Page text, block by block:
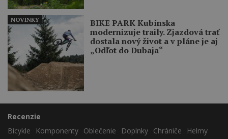
BIKE PARK Kubínska
modernizuje traily. Zjazdová trať
dostala nový život a v pláne je aj
„Odľot do Dubaja“
NOVINKY
Recenzie
Bicykle
Komponenty Oblečenie Doplnky Chrániče
Helmy